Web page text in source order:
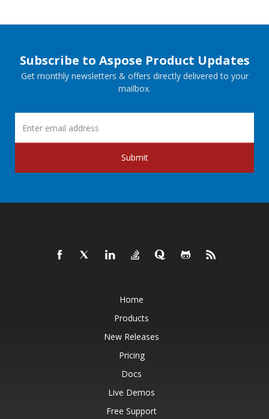
Subscribe to Aspose Product Updates
Get monthly newsletters & offers directly delivered to your
mailbox.
Submit
Home
Products
New Releases
Pricing
Docs
Live Demos
Free Support